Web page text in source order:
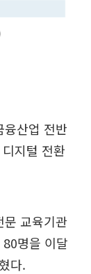
융산업 전반
지털 전환
문 교육기관
80명을 이달
다.